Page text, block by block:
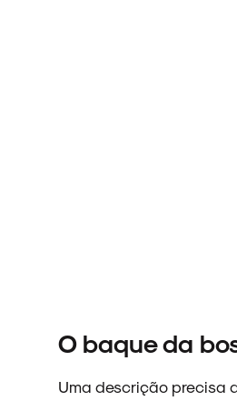
O baque da
Uma descrição precisa